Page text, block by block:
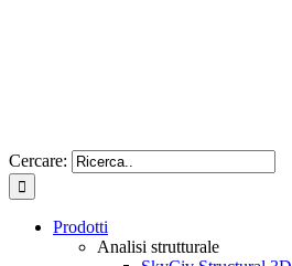
Cercare:
Prodotti
Analisi strutturale